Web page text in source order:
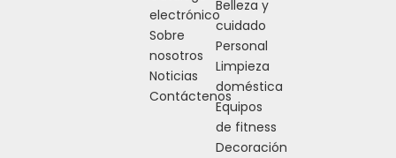
electrónico
Sobre
nosotros
Noticias
Contáctenos
Belleza y
cuidado
Personal
Limpieza
doméstica
Equipos
de fitness
Decoración